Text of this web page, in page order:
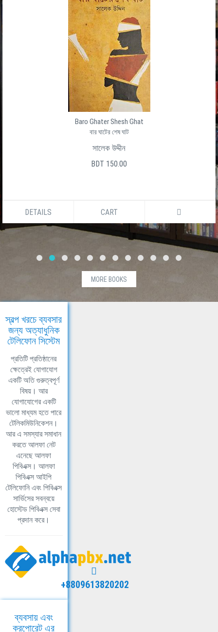
Baro Ghater Shesh Ghat
বার ঘাটের শেষ ঘাট
সালেক উদ্দীন
BDT 150.00
DETAILS CART
MORE BOOKS
স্বল্প খরচে ব্যবসার
জন্য অত্যাধুনিক
টেলিফোন সিস্টেম
প্রতিটি প্রতিষ্ঠানের
ক্ষেত্রেই যোগাযোগ
একটি অতি গুরুত্বপূর্ণ
বিষয়। আর
যোগাযোগের একটি
ভালো মাধ্যম হতে পারে
টেলিকমিউনিকেশন।
আর এ সমস্যার সমাধান
করতে আলফা নেট
এনেছে আলফা
পিবিএক্স। আলফা
পিবিএক্স আইপি
টেলিফোনি এবং পিবিএক্স
সার্ভিসের সবন্বয়ে
হোস্টেড পিবিএক্স সেবা
প্রদান করে।
+8809613820202
ব্যবসায় এবং
করপোরেট এর